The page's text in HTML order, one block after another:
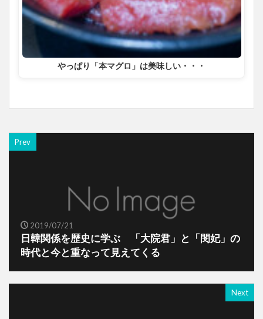
やっぱり「本マグロ」は美味しい・・・
Prev
2019/07/21
日韓関係を歴史に学ぶ 「大院君」と「閔妃」の
時代と今と重なって見えてくる
Next